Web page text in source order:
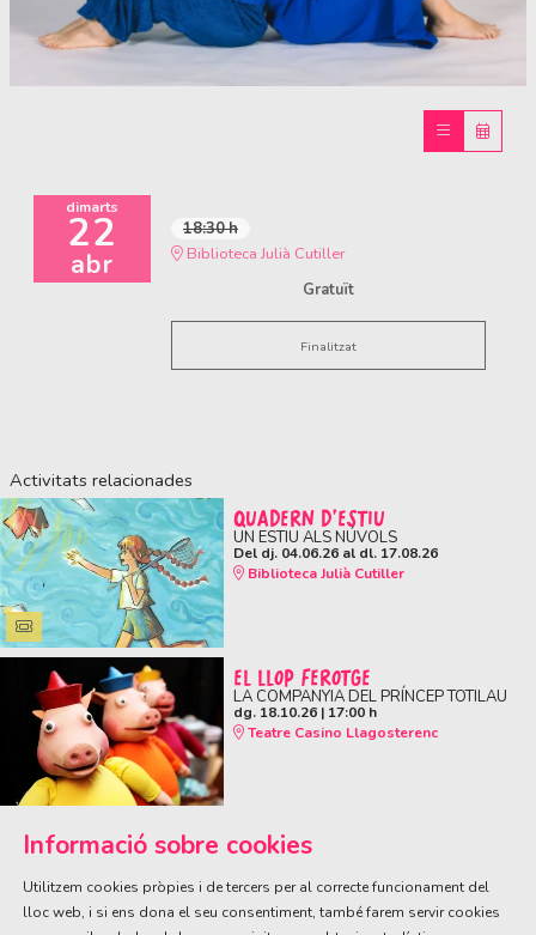
dimarts
22
abr
18:30 h
Biblioteca Julià Cutiller
Gratuït
Finalitzat
Activitats relacionades
QUADERN D'ESTIU
UN ESTIU ALS NÚVOLS
Del dj. 04.06.26al dl. 17.08.26
Biblioteca Julià Cutiller
EL LLOP FEROTGE
LA COMPANYIA DEL PRÍNCEP TOTILAU
dg. 18.10.26| 17:00 h
Teatre Casino Llagosterenc
Informació sobre cookies
Utilitzem cookies pròpies i de tercers per al correcte funcionament del
lloc web, i si ens dona el seu consentiment, també farem servir cookies